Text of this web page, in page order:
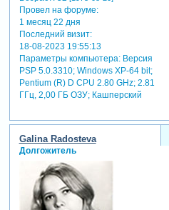
Провел на форуме:
1 месяц 22 дня
Последний визит:
18-08-2023 19:55:13
Параметры компьютера:Версия
PSP 5.0.3310; Windows XP-64 bit;
Pentium (R) D CPU 2.80 GHz; 2.81
ГГц, 2,00 ГБ ОЗУ; Кашперский
Galina Radosteva
Долгожитель